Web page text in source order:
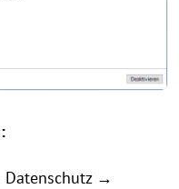
Datenschutz →